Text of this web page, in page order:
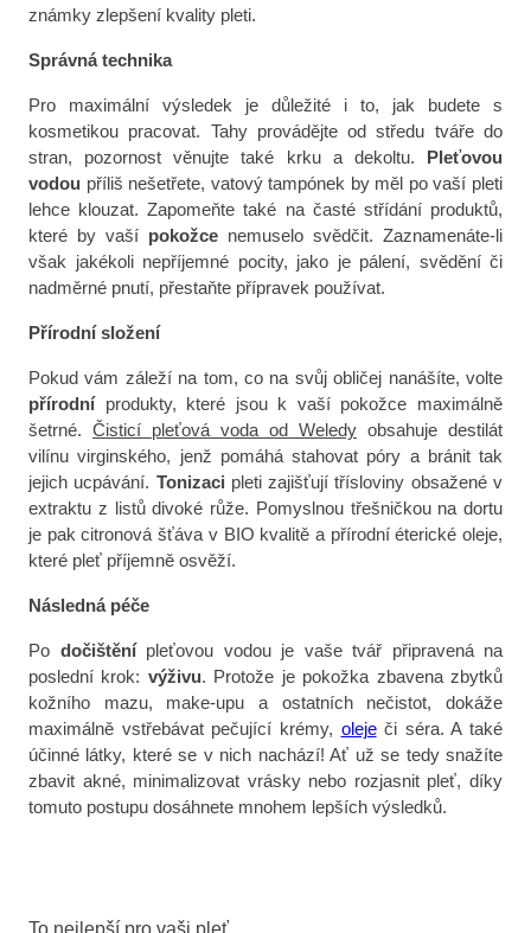
známky zlepšení kvality pleti.
Správná technika
Pro maximální výsledek je důležité i to, jak budete s
kosmetikou pracovat. Tahy provádějte od středu tváře do
stran, pozornost věnujte také krku a dekoltu. Pleťovou
vodou příliš nešetřete, vatový tampónek by měl po vaší pleti
lehce klouzat. Zapomeňte také na časté střídání produktů,
které by vaší pokožce nemuselo svědčit. Zaznamenáte-li
však jakékoli nepříjemné pocity, jako je pálení, svědění či
nadměrné pnutí, přestaňte přípravek používat.
Přírodní složení
Pokud vám záleží na tom, co na svůj obličej nanášíte, volte
přírodníprodukty, které jsou k vaší pokožce maximálně
šetrné. Čisticí pleťová voda od Weledy obsahuje destilát
vilínu virginského, jenž pomáhá stahovat póry a bránit tak
jejich ucpávání. Tonizaci pleti zajišťují třísloviny obsažené v
extraktu z listů divoké růže. Pomyslnou třešničkou na dortu
je pak citronová šťáva v BIO kvalitě a přírodní éterické oleje,
které pleť příjemně osvěží.
Následná péče
Po dočištěnípleťovou vodou je vaše tvář připravená na
poslední krok: výživu. Protože je pokožka zbavena zbytků
kožního mazu, make-upu a ostatních nečistot, dokáže
maximálně vstřebávat pečující krémy, oleječi séra. A také
účinné látky, které se v nich nachází! Ať už se tedy snažíte
zbavit akné, minimalizovat vrásky nebo rozjasnit pleť, díky
tomuto postupu dosáhnete mnohem lepších výsledků.
To nejlepší pro vaši pleť